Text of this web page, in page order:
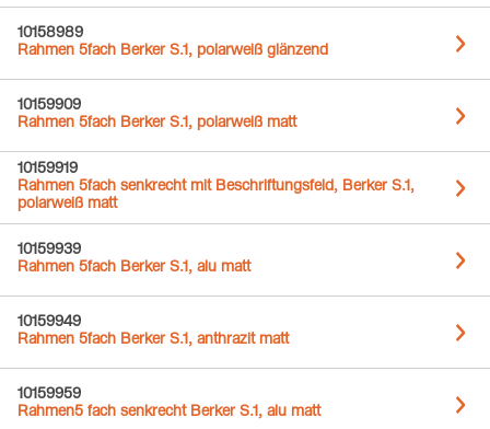
10158989
Rahmen 5fach Berker S.1, polarweiß glänzend
10159909
Rahmen 5fach Berker S.1, polarweiß matt
10159919
Rahmen 5fach senkrecht mit Beschriftungsfeld, Berker S.1,
polarweiß matt
10159939
Rahmen 5fach Berker S.1, alu matt
10159949
Rahmen 5fach Berker S.1, anthrazit matt
10159959
Rahmen5 fach senkrecht Berker S.1, alu matt